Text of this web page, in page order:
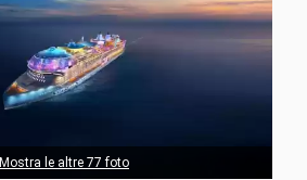
Compagnie
Mostra le altre 77 foto